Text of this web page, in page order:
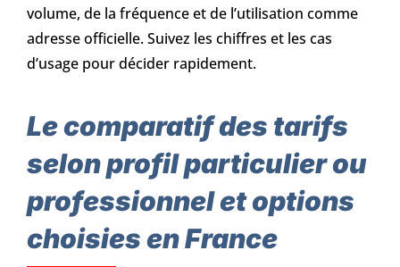
volume, de la fréquence et de l’utilisation comme
adresse officielle. Suivez les chiffres et les cas
d’usage pour décider rapidement.
Le comparatif des tarifs
selon profil particulier ou
professionnel et options
choisies en France